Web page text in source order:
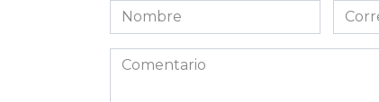
Nombre
*
*
Comentario